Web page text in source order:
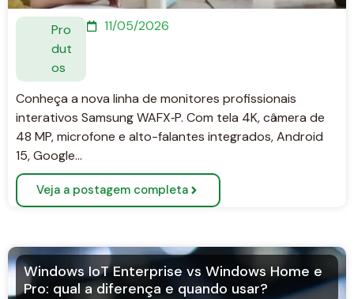
Pro
dut
os
11/05/2026
Conheça a nova linha de monitores profissionais
interativos Samsung WAFX‑P. Com tela 4K, câmera de
48 MP, microfone e alto-falantes integrados, Android
15, Google…
Veja a postagem completa
Windows IoT Enterprise vs Windows Home e
Pro: qual a diferença e quando usar?